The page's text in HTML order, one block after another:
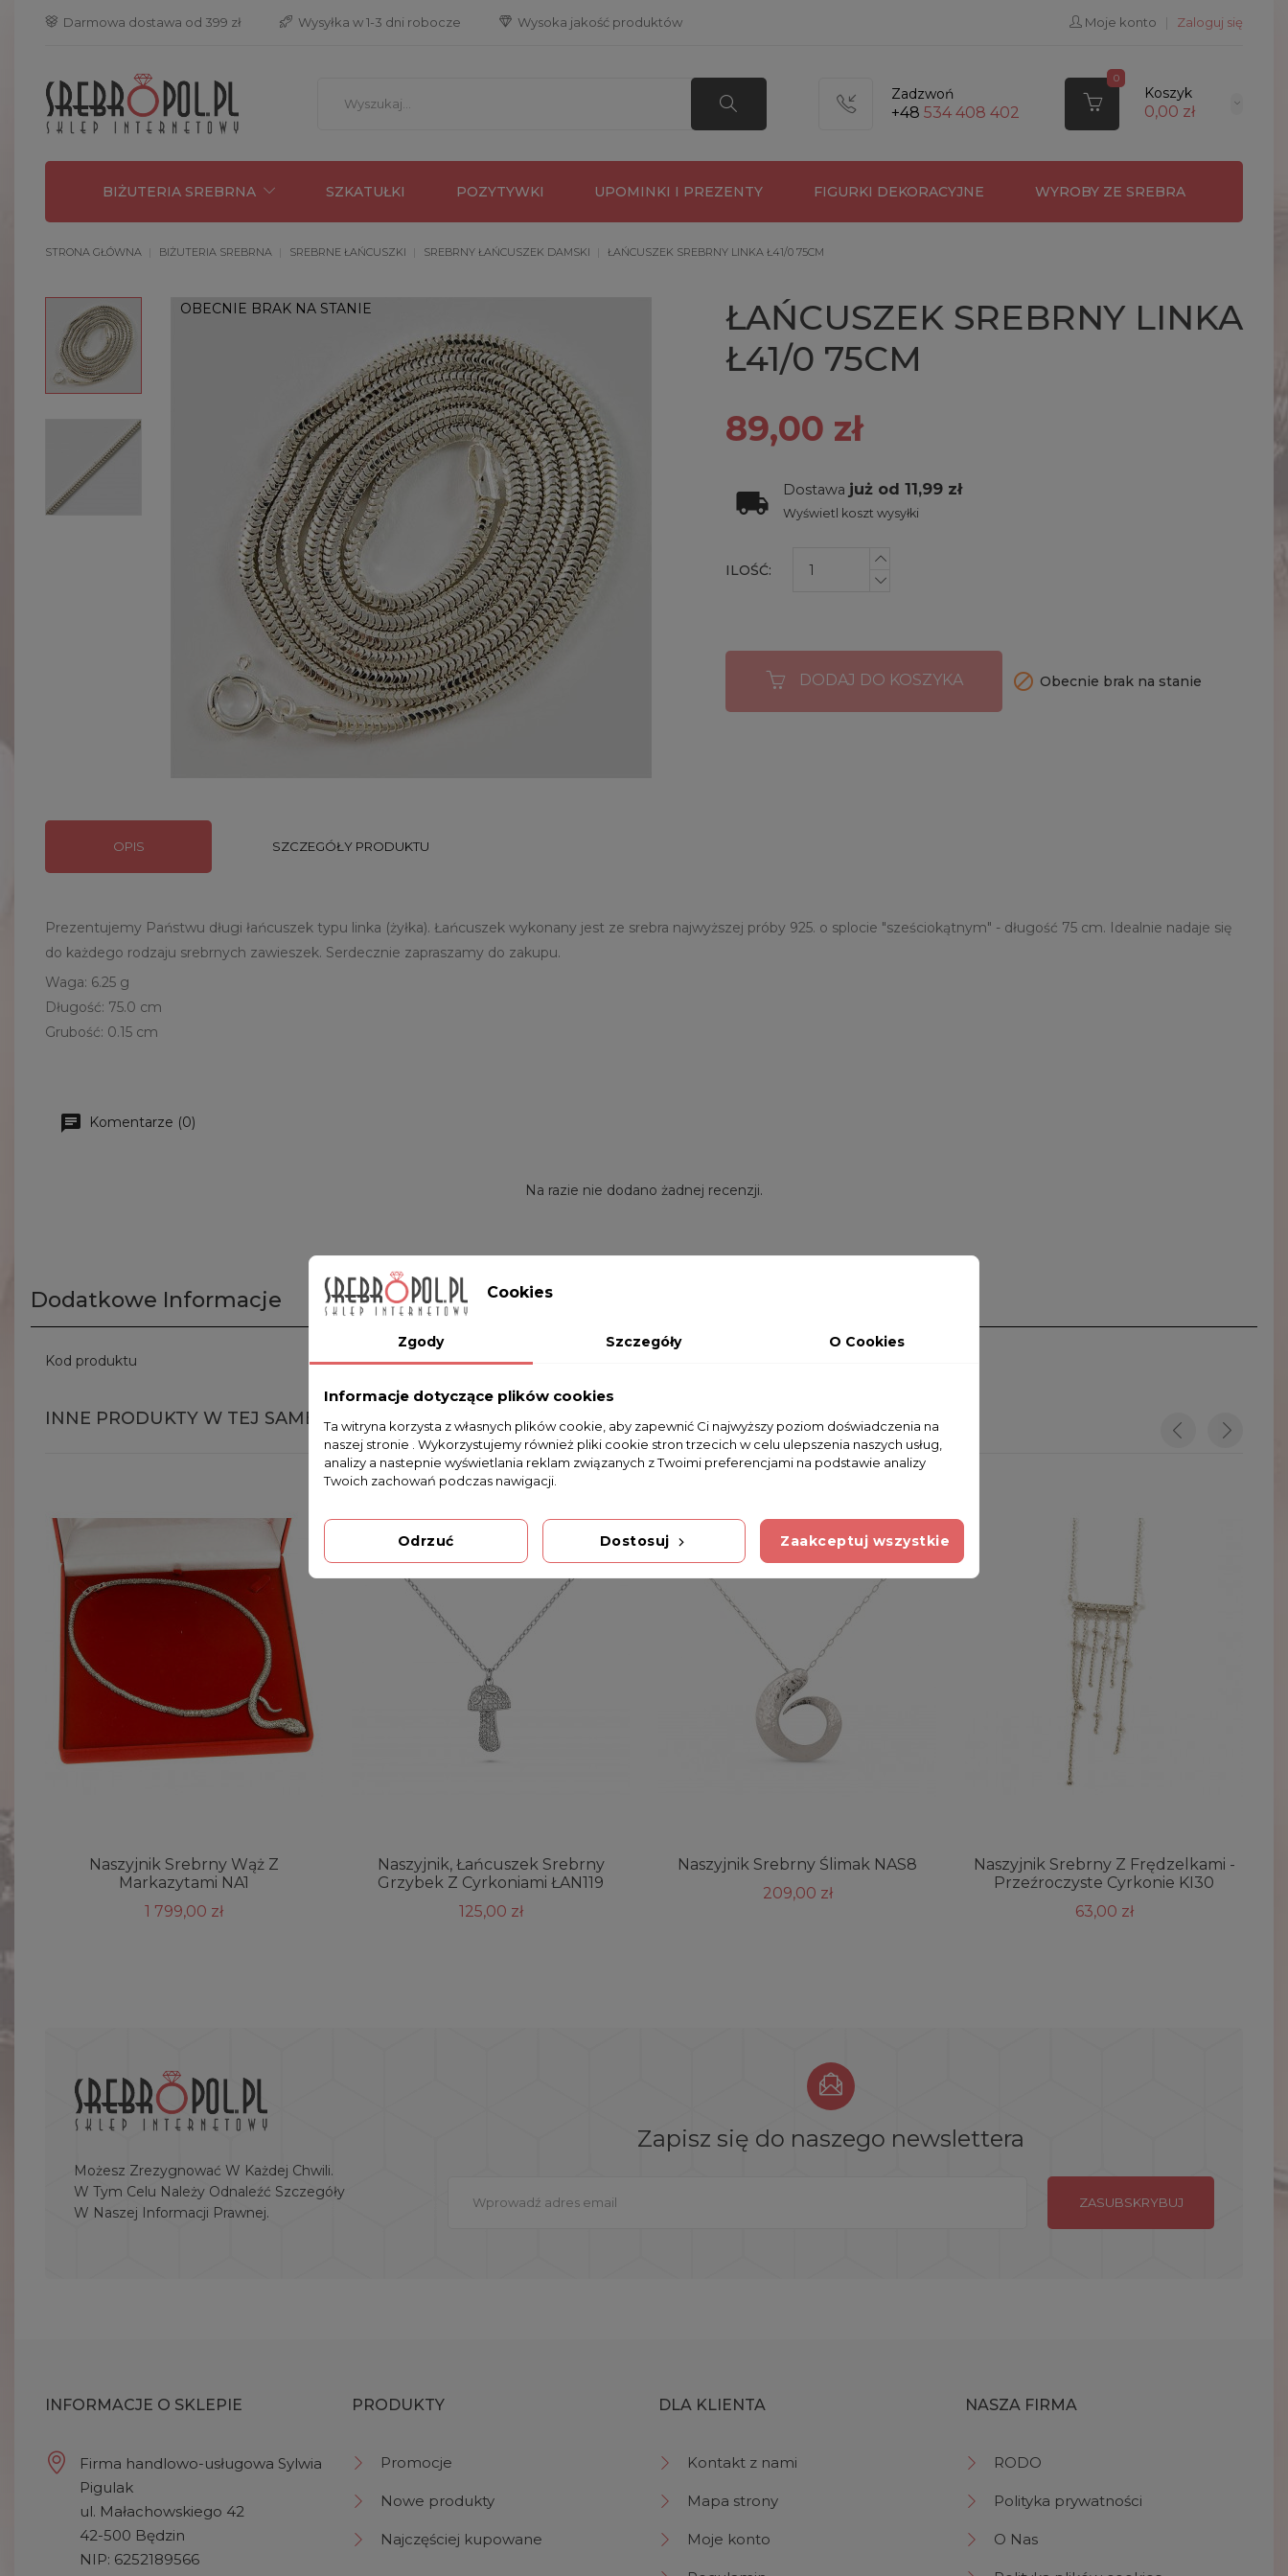
 Darmowa dostawa od 399 zł  Wysyłka w 1-3 dni robocze  Wysoka jakość produktów Moje konto Zaloguj się
Zadzwoń
+48 534 408 402
0
Koszyk
0,00 zł
BIŻUTERIA SREBRNA SZKATUŁKI POZYTYWKI UPOMINKI I PREZENTY FIGURKI DEKORACYJNE WYROBY ZE SREBRA
STRONA GŁÓWNA BIŻUTERIA SREBRNA SREBRNE ŁAŃCUSZKI SREBRNY ŁAŃCUSZEK DAMSKI ŁAŃCUSZEK SREBRNY LINKA Ł41/0 75CM
OBECNIE BRAK NA STANIE
ŁAŃCUSZEK SREBRNY LINKA
Ł41/0 75CM
89,00 zł
Dostawa już od 11,99 zł
Wyświetl koszt wysyłki
ILOŚĆ:
DODAJ DO KOSZYKA  Obecnie brak na stanie
OPIS SZCZEGÓŁY PRODUKTU
Prezentujemy Państwu długi łańcuszek typu linka (żyłka). Łańcuszek wykonany jest ze srebra najwyższej próby 925. o splocie "sześciokątnym" - długość 75 cm. Idealnie nadaje się
do każdego rodzaju srebrnych zawieszek. Serdecznie zapraszamy do zakupu.
Waga: 6.25 g
Długość: 75.0 cm
Grubość: 0.15 cm
Komentarze (0)
Na razie nie dodano żadnej recenzji.
Dodatkowe Informacje
Kod produktu 43/0 75cm
INNE PRODUKTY W TEJ SAMEJ KATEGORII
Naszyjnik Srebrny Wąż Z
Markazytami NA1
1 799,00 zł
Naszyjnik, Łańcuszek Srebrny
Grzybek Z Cyrkoniami ŁAN119
125,00 zł
Naszyjnik Srebrny Ślimak NAS8
209,00 zł
Naszyjnik Srebrny Z Frędzelkami -
Przeźroczyste Cyrkonie KI30
63,00 zł
Możesz Zrezygnować W Każdej Chwili.
W Tym Celu Należy Odnaleźć Szczegóły
W Naszej Informacji Prawnej.
Zapisz się do naszego newslettera
INFORMACJE O SKLEPIE
Firma handlowo-usługowa Sylwia
Pigulak
ul. Małachowskiego 42
42-500 Będzin
NIP: 6252189566
PRODUKTY
Promocje
Nowe produkty
Najczęściej kupowane
DLA KLIENTA
Kontakt z nami
Mapa strony
Moje konto
NASZA FIRMA
RODO
Polityka prywatności
O Nas
Cookies
Zgody Szczegóły O Cookies
Informacje dotyczące plików cookies
Ta witryna korzysta z własnych plików cookie, aby zapewnić Ci najwyższy poziom doświadczenia na
naszej stronie . Wykorzystujemy również pliki cookie stron trzecich w celu ulepszenia naszych usług,
analizy a nastepnie wyświetlania reklam związanych z Twoimi preferencjami na podstawie analizy
Twoich zachowań podczas nawigacji.
Odrzuć Dostosuj Zaakceptuj wszystkie